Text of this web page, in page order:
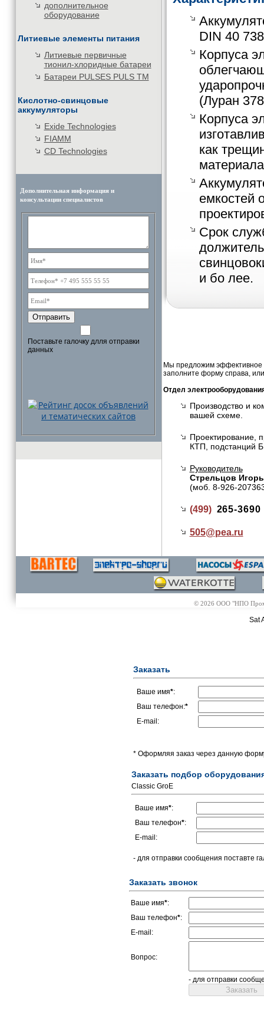
дополнительное
оборудование
Литиевые элементы питания
Литиевые первичные
тионил-хлоридные батареи
Батареи PULSES PULS TM
Кислотно-свинцовые
аккумуляторы
Exide Technologies
FIAMM
CD Technologies
Дополнительная информация и
консультации специалистов
Отправить
Поставьте галочку длля отправки
данных
DIN 40
Корпуса
(Луран
Корпуса
как
емкостей
Срок
и бо лее.
Мы предложим эффективное
заполните форму справа,
Отдел
Производство и
вашей схеме.
Проектирование,
КТП, подстанций
Руководитель
Стрельцов
(моб. 8-926-
(499) 265-3690
505@pea.ru
© 2026 ООО "НПО
Sat
Заказать
Ваше имя*:
Ваш телефон:*
E-mail:
* Оформляя заказ через данную
Заказать подбор
Classic GroE
Ваше имя*:
Ваш телефон*:
E-mail:
- для отправки сообщения поставте
Заказать звонок
Ваше имя*:
Ваш телефон*:
E-mail:
Вопрос:
- для отправки